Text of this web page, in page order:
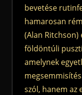
bevetése
hamarosan
(Alan Ritchson)
földöntúli
amelynek
szól, hanem az